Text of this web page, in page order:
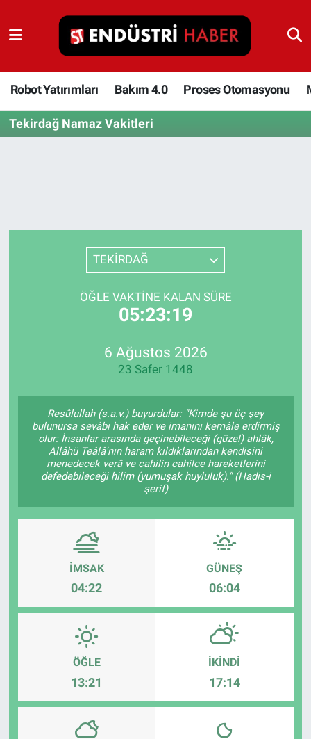
Robot Yatırımları Bakım 4.0 Proses Otomasyonu
Tekirdağ Namaz Vakitleri
TEKİRDAĞ
ÖĞLE VAKTINE KALAN SÜRE
05:23:19
6 Ağustos 2026
23 Safer 1448
Resûlullah (s.a.v.) buyurdular: "Kimde şu üç şey
bulunursa sevâbı hak eder ve imanını kemâle erdirmiş
olur: İnsanlar arasında geçinebileceği (güzel) ahlâk,
Allâhü Teâlâ'nın haram kıldıklarından kendisini
menedecek verâ ve cahilin cahilce hareketlerini
defedebileceği hilim (yumuşak huyluluk)." (Hadis-i
şerif)
İMSAK
04:22
GÜNEŞ
06:04
ÖĞLE
13:21
İKINDI
17:14
Robot Yatırımları
Bakım 4.0
Proses Otomasyonu
Depolama Çözümleri
İnşaat ve Malzeme
HaberOrtak
Enerjisini Üreten Fabrikalar
Endüstri 4.0 Uygulamaları
Ağır Sanayi Çözümleri